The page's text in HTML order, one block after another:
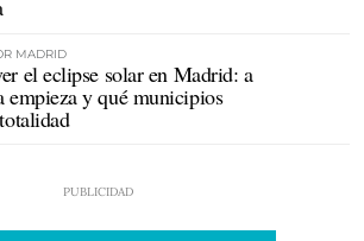
MADRID
el eclipse solar en Madrid: a
empieza y qué municipios